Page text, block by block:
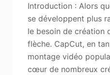
Introduction : Alors
se développent plus
le besoin de création
flèche. CapCut, en
montage vidéo
cœur de nombreux